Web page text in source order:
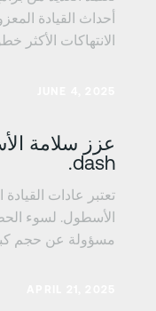
أحداث القيادة المعزولة
الانتهاكات الأكثر
dash.
تعتبر عادات القيادة
الأسطول. لسوء الحظ،
مسؤولة عن حجم كبير